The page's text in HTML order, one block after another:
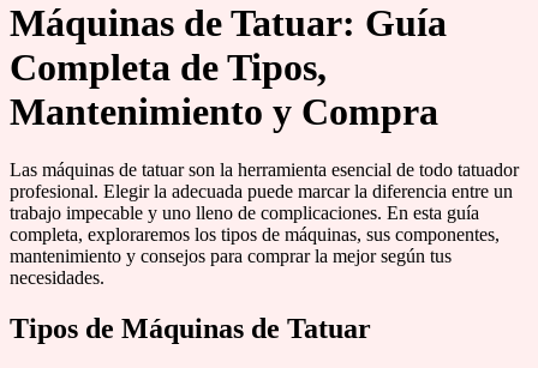
Máquinas de Tatuar: Guía
Completa de Tipos,
Mantenimiento y Compra
Las máquinas de tatuar son la herramienta esencial de todo tatuador
profesional. Elegir la adecuada puede marcar la diferencia entre un
trabajo impecable y uno lleno de complicaciones. En esta guía
completa, exploraremos los tipos de máquinas, sus componentes,
mantenimiento y consejos para comprar la mejor según tus
necesidades.
Tipos de Máquinas de Tatuar